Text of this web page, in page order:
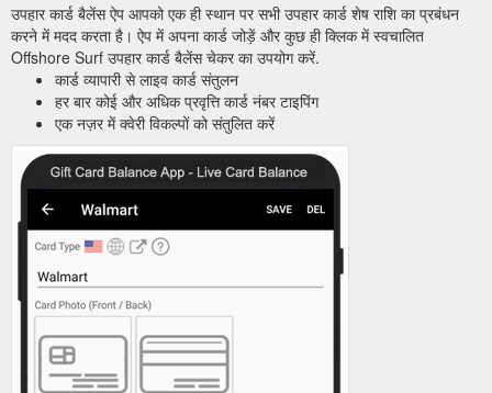
उपहार कार्ड बैलेंस ऐप आपको एक ही स्थान पर सभी उपहार कार्ड शेष राशि का प्रबंधन
करने में मदद करता है। ऐप में अपना कार्ड जोड़ें और कुछ ही क्लिक में स्वचालित
Offshore Surf उपहार कार्ड बैलेंस चेकर का उपयोग करें.
कार्ड व्यापारी से लाइव कार्ड संतुलन
हर बार कोई और अधिक प्रवृत्ति कार्ड नंबर टाइपिंग
एक नज़र में क्वेरी विकल्पों को संतुलित करें